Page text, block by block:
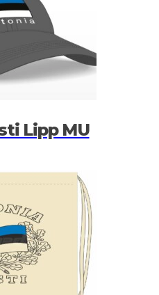
Lipp MU